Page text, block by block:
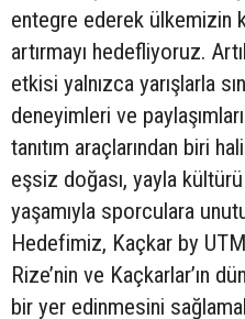
entegre ederek ülkemizin
artırmayı hedefliyoruz.
etkisi yalnızca yarışlarla
deneyimleri ve
tanıtım araçlarından biri
eşsiz doğası, yayla
yaşamıyla sporculara
Hedefimiz, Kaçkar by
Rize’nin ve Kaçkarlar’ın
bir yer edinmesini